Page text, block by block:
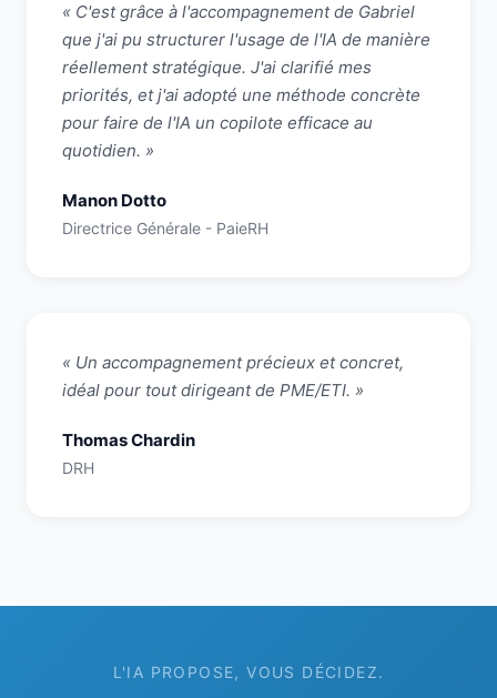
« C'est grâce à l'accompagnement de Gabriel
que j'ai pu structurer l'usage de l'IA de manière
réellement stratégique. J'ai clarifié mes
priorités, et j'ai adopté une méthode concrète
pour faire de l'IA un copilote efficace au
quotidien. »
Manon Dotto
Directrice Générale - PaieRH
« Un accompagnement précieux et concret,
idéal pour tout dirigeant de PME/ETI. »
Thomas Chardin
DRH
L'IA PROPOSE, VOUS DÉCIDEZ.